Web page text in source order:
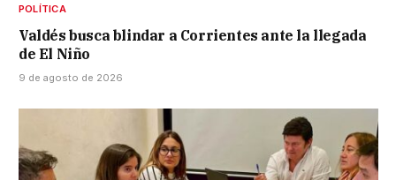
POLÍTICA
Valdés busca blindar a Corrientes ante la llegada
de El Niño
9 de agosto de 2026